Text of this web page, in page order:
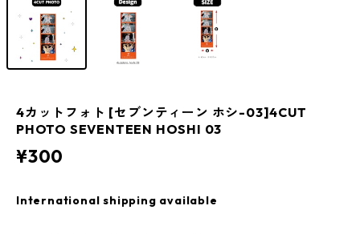
4カットフォト [セブンティーン ホシ-03]4CUT
PHOTO SEVENTEEN HOSHI 03
¥300
International shipping available